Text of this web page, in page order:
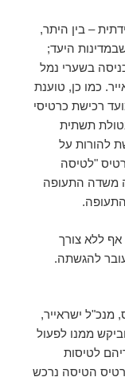
כי תקנה 2 אינה מידתית – בין היתר,
היעד;
בשערי נמל
כמו כן, טוענת
רכישת כרטיסי
תשתית
להורות על
כרטיס "לטיסה
משדה התעופה
ללא צורך
להגשתה.
מנכ"ל ישראייר,
ממנו לפעול
לטיסות
הטיסה נרכש